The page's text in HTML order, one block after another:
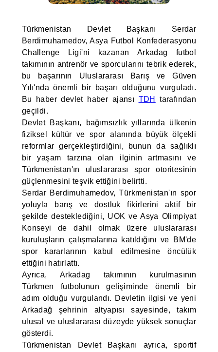
Türkmenistan Devlet Başkanı Serdar
Berdimuhamedov, Asya Futbol Konfederasyonu
Challenge Ligi'ni kazanan Arkadag futbol
takımının antrenör ve sporcularını tebrik ederek,
bu başarının Uluslararası Barış ve Güven
Yılı'nda önemli bir başarı olduğunu vurguladı.
Bu haber devlet haber ajansı TDH
tarafından
geçildi.
Devlet Başkanı, bağımsızlık yıllarında ülkenin
fiziksel kültür ve spor alanında büyük ölçekli
reformlar gerçekleştirdiğini, bunun da sağlıklı
bir yaşam tarzına olan ilginin artmasını ve
Türkmenistan'ın uluslararası spor otoritesinin
güçlenmesini teşvik ettiğini belirtti.
Serdar Berdimuhamedov, Türkmenistan'ın spor
yoluyla barış ve dostluk fikirlerini aktif bir
şekilde desteklediğini, UOK ve Asya Olimpiyat
Konseyi de dahil olmak üzere uluslararası
kuruluşların çalışmalarına katıldığını ve BM'de
spor kararlarının kabul edilmesine öncülük
ettiğini hatırlattı.
Ayrıca, Arkadag takımının kurulmasının
Türkmen futbolunun gelişiminde önemli bir
adım olduğu vurgulandı. Devletin ilgisi ve yeni
Arkadağ şehrinin altyapısı sayesinde, takım
ulusal ve uluslararası düzeyde yüksek sonuçlar
gösterdi.
Türkmenistan Devlet Başkanı ayrıca, sportif